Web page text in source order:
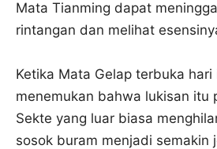
Mata Tianming dapat
rintangan dan melihat
Ketika Mata Gelap terbuka hari
menemukan bahwa lukisan itu
Sekte yang luar biasa
sosok buram menjadi semakin